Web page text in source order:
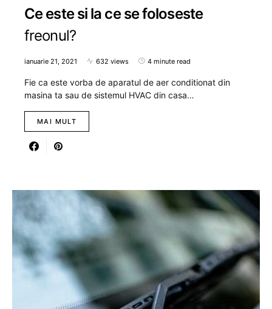
Ce este si la ce se foloseste
freonul?
ianuarie 21, 2021 632 views 4 minute read
Fie ca este vorba de aparatul de aer conditionat din
masina ta sau de sistemul HVAC din casa…
MAI MULT